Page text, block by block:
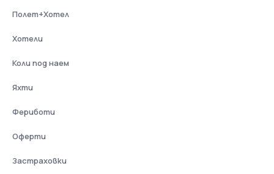
Полет+Хотел
Хотели
Коли под наем
Яхти
Фериботи
Оферти
Застраховки